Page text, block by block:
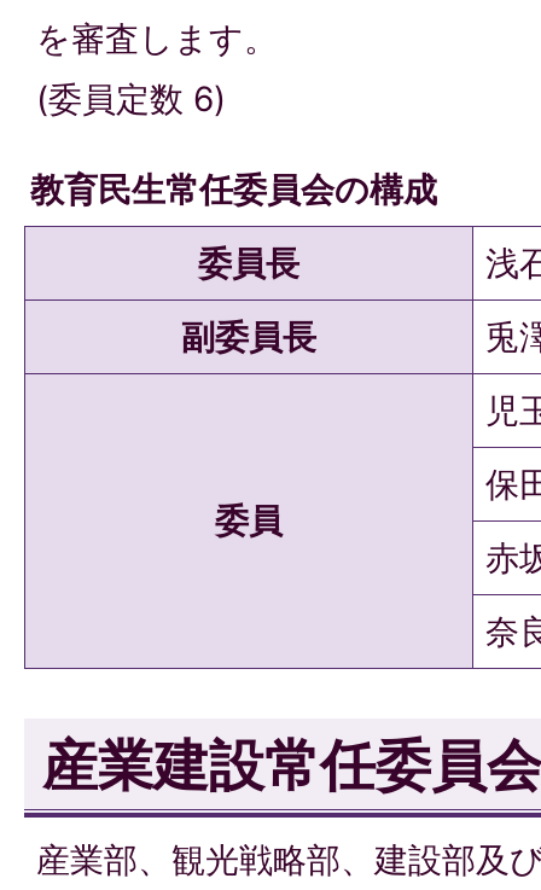
を審査します。
(委員定数 6)
教育民生常任委員会の構成
委員長
浅
副委員長
兎
委員
児
保
赤
奈
産業建設常任委員会
産業部、観光戦略部、建設部及